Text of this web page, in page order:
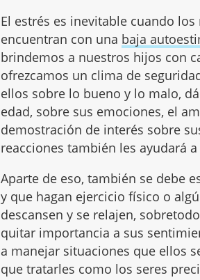
El estrés es inevitable cuando
encuentran con una baja
brindemos a nuestros hijos con
ofrezcamos un clima de
ellos sobre lo bueno y lo malo,
edad, sobre sus emociones, el
demostración de interés sobre
reacciones también les ayudará
Aparte de eso, también se debe
y que hagan ejercicio físico o
descansen y se relajen,
quitar importancia a sus
a manejar situaciones que ellos
que tratarles como los seres